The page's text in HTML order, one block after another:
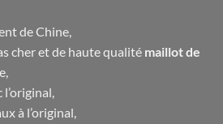
de Chine,
cher et de haute qualité maillot de
à l’original,